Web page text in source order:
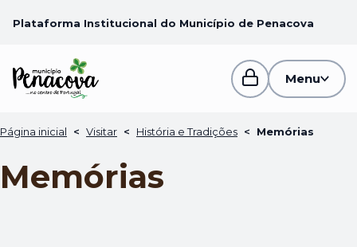
Plataforma Institucional do Município de Penacova
Menu
Página inicial < Visitar < História e Tradições < Memórias
Memórias